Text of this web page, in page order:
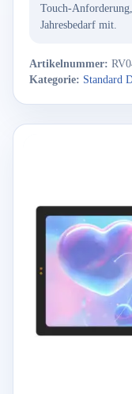
Touch-
Jahresbedarf mit.
Artikelnummer:
Kategorie: Standard